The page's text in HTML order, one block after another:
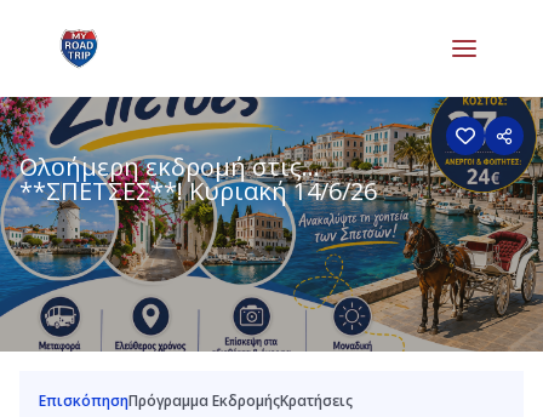
Ολοήμερη εκδρομή στις
**ΣΠΕΤΣΕΣ**! Κυριακή 14/6/26
ΕπισκόπησηΠρόγραμμα ΕκδρομήςΚρατήσεις